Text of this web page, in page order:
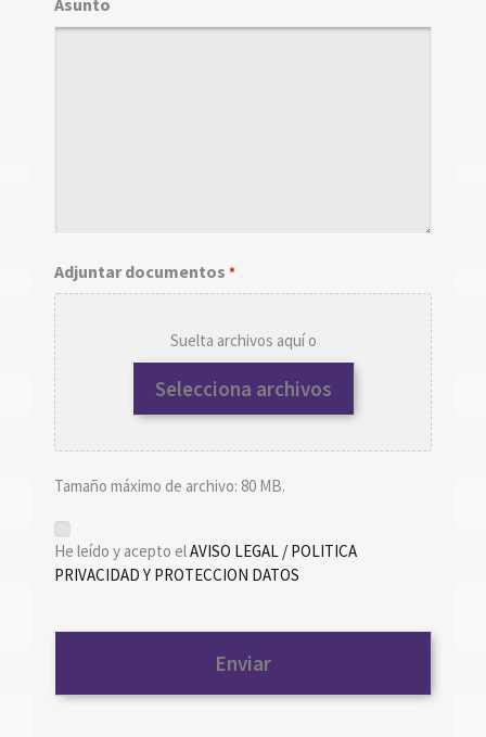
Adjuntar documentos *
Suelta archivos aquí o
Selecciona archivos
Tamaño máximo de archivo: 80 MB.
He leído y acepto elAVISO LEGAL / POLITICA
PRIVACIDAD Y PROTECCION DATOS